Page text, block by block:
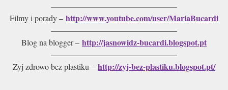
———————————————–
Filmy i porady – http://www.youtube.com/user/MariaBucardi
———————————————–
Blog na blogger – http://jasnowidz-bucardi.blogspot.pt
———————————————–
Zyj zdrowo bez plastiku – http://zyj-bez-plastiku.blogspot.pt/
utraconej milosci